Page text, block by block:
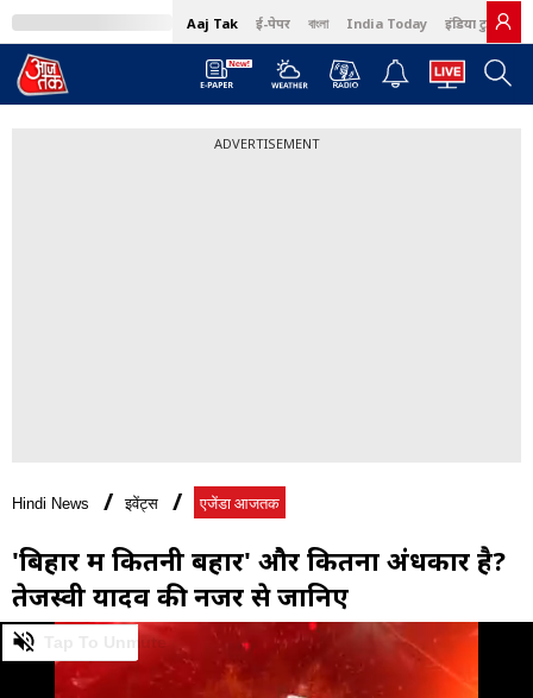
Aaj Tak ई-पेपर বাংলা India Today इंडिया टुडे हिंदी
ADVERTISEMENT
Hindi News इवेंट्स एजेंडा आजतक
'ब‍िहार में कितनी बहार' और क‍ितना अंधकार है?
तेजस्वी यादव की नजर से जान‍िए
0
of
33